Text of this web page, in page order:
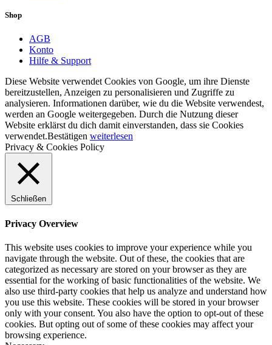
Shop
AGB
Konto
Hilfe & Support
Diese Website verwendet Cookies von Google, um ihre Dienste
bereitzustellen, Anzeigen zu personalisieren und Zugriffe zu
analysieren. Informationen darüber, wie du die Website verwendest,
werden an Google weitergegeben. Durch die Nutzung dieser
Website erklärst du dich damit einverstanden, dass sie Cookies
verwendet.Bestätigen weiterlesen
Privacy & Cookies Policy
Schließen
Privacy Overview
This website uses cookies to improve your experience while you
navigate through the website. Out of these, the cookies that are
categorized as necessary are stored on your browser as they are
essential for the working of basic functionalities of the website. We
also use third-party cookies that help us analyze and understand how
you use this website. These cookies will be stored in your browser
only with your consent. You also have the option to opt-out of these
cookies. But opting out of some of these cookies may affect your
browsing experience.